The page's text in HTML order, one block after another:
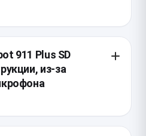
911 Plus SD
из-за